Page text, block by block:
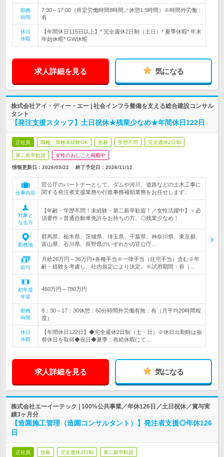
勤務
時間
7:30～17:00（所定労働時間8時間／休憩1.5時間）※時間外労働：
有
休日
休暇
【年間休日115日以上】* 完全週休2日制（土日）* 夏季休暇* 年末
年始休暇* GW休暇
求人詳細を見る 気になる
株式会社アイ・ディー・エー | 社会インフラ整備を支える総合建設コンサル
タント
【発注支援スタッフ】土日祝休★残業少なめ★年間休日122日
正社員 職種・業種未経験OK 急募 学歴不問 完全週休2日制
第二新卒歓迎 女性のおしごと掲載中
情報更新日：2026/05/22 終了予定日： 2026/11/12
仕事内容
官公庁のパートナーとして、ダムや河川、道路などの土木工事に
関する発注者支援業務や行政事務補助業務をお任せします。
対象と
なる方
【年齢・学歴不問！未経験・第二新卒歓迎！／女性活躍中】＜必
須要件＞普通自動車免許をお持ちの方。◎残業少なめ！
勤務地
群馬県、栃木県、茨城県、埼玉県、千葉県、神奈川県、東京都、
富山県、石川県、長野県のいずれかの官公庁…
給与
月給26万円～36万円+各種手当※一律手当（住宅手当）含む※年
齢・経験を考慮し、社内規定により決定。※試用期間：有（…
初年度
年収
460万円～780万円
勤務
時間
8：30～17：30休憩：60分時間外労働有無：有（月平均20時間程
度）
休日
休暇
【年間休日122日】◆完全週休2日制（土・日）※休日出勤時は振
替休日を取得◆祝日◆夏季：有給休暇にて…
求人詳細を見る 気になる
株式会社エーイーテック | 100%公共事業／年休126日／土日祝休／賞与実
績3ヶ月分
【造園施工管理（造園コンサルタント）】発注者支援◎年休126
日
正社員 急募 完全週休2日制 第二新卒歓迎